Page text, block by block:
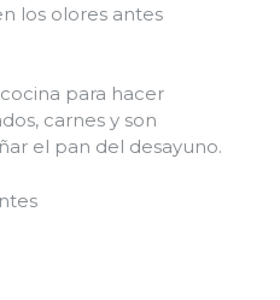
los olores antes
para hacer
carnes y son
el pan del desayuno.